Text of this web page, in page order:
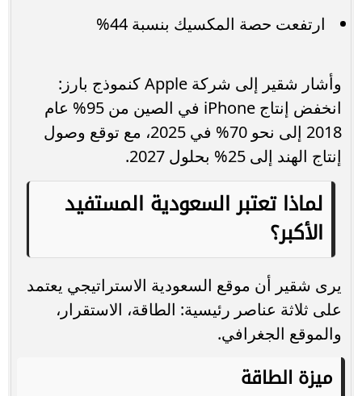
ارتفعت حصة المكسيك بنسبة 44%
وأشار شقير إلى شركة Apple كنموذج بارز:
انخفض إنتاج iPhone في الصين من 95% عام
2018 إلى نحو 70% في 2025، مع توقع وصول
إنتاج الهند إلى 25% بحلول 2027.
لماذا تعتبر السعودية المستفيد
الأكبر؟
يرى شقير أن موقع السعودية الاستراتيجي يعتمد
على ثلاثة عناصر رئيسية: الطاقة، الاستقرار،
والموقع الجغرافي.
ميزة الطاقة